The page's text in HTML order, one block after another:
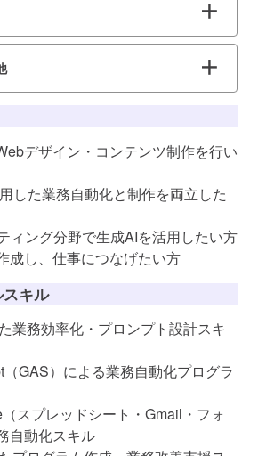
デザイン・コンテンツ制作を行い
した業務自動化と制作を両立した
ィング分野で生成AIを活用したい方
成し、仕事につなげたい方
キル
業務効率化・プロンプト設計スキ
（GAS）による業務自動化プログラ
スプレッドシート・Gmail・フォ
自動化スキル